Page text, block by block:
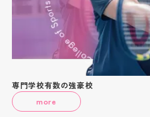
専門学校有数の強豪校
more